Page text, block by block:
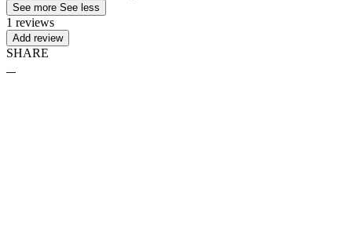
See more See less
1 reviews
Add review
SHARE